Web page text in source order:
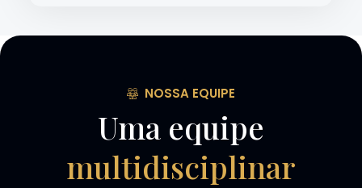
NOSSA EQUIPE
Uma equipe
multidisciplinar